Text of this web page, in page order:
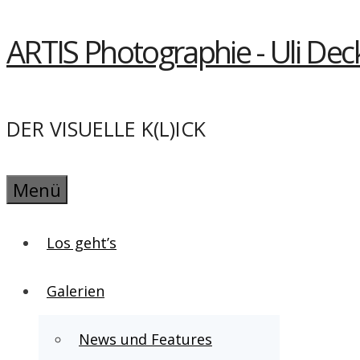
Springe
zum
ARTIS Photographie - Uli
DER VISUELLE K(L)ICK
Menü
Los geht’s
Galerien
News und Features